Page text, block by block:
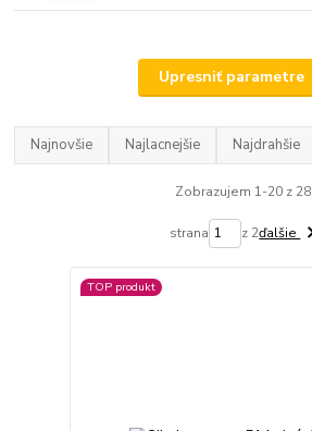
Upresniť parametre
Najnovšie Najlacnejšie Najdrahšie
Zobrazujem 1-20 z 28
strana z 2ďalšie
TOP produkt